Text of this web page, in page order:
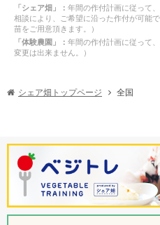
「シェア畑」：年間の作付計画に従って
相談により、ご希望に沿った作付が可能
苗をご用意頂きます。）
「体験農園」：年間の作付計画に従って
変更は出来ません。）
シェア畑トップページ 全国